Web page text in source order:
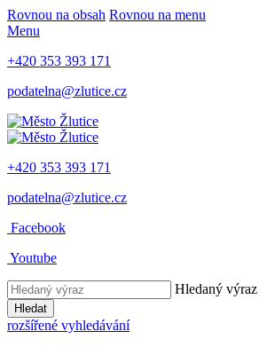
Rovnou na obsah Rovnou na menu
Menu
+420 353 393 171
podatelna@zlutice.cz
+420 353 393 171
podatelna@zlutice.cz
Facebook
Youtube
Hledaný výraz
Hledat
rozšířené vyhledávání